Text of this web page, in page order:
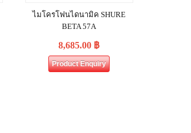
ไมโครโฟนไดนามิค SHURE
BETA 57A
8,685.00 ฿
Product Enquiry